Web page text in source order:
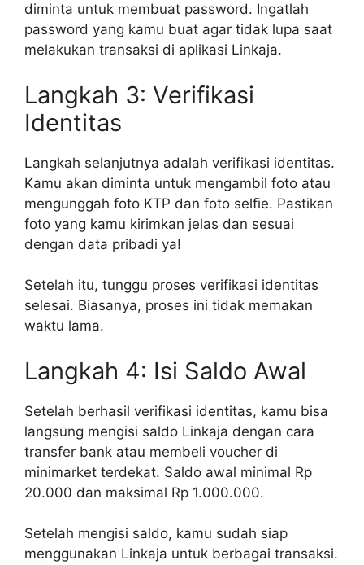
diminta untuk membuat password. Ingatlah
password yang kamu buat agar tidak lupa saat
melakukan transaksi di aplikasi Linkaja.
Langkah 3: Verifikasi
Identitas
Langkah selanjutnya adalah verifikasi identitas.
Kamu akan diminta untuk mengambil foto atau
mengunggah foto KTP dan foto selfie. Pastikan
foto yang kamu kirimkan jelas dan sesuai
dengan data pribadi ya!
Setelah itu, tunggu proses verifikasi identitas
selesai. Biasanya, proses ini tidak memakan
waktu lama.
Langkah 4: Isi Saldo Awal
Setelah berhasil verifikasi identitas, kamu bisa
langsung mengisi saldo Linkaja dengan cara
transfer bank atau membeli voucher di
minimarket terdekat. Saldo awal minimal Rp
20.000 dan maksimal Rp 1.000.000.
Setelah mengisi saldo, kamu sudah siap
menggunakan Linkaja untuk berbagai transaksi.